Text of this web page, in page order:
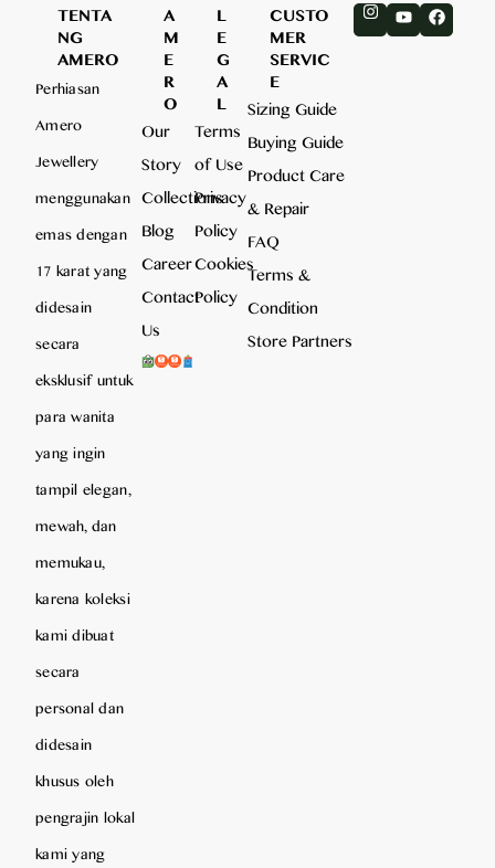
TENTA
NG
AMERO
Perhiasan
Amero
Jewellery
menggunakan
emas dengan
17 karat yang
didesain
secara
eksklusif untuk
para wanita
yang ingin
tampil elegan,
mewah, dan
memukau,
karena koleksi
kami dibuat
secara
personal dan
didesain
khusus oleh
pengrajin lokal
kami yang
A
M
E
R
O
Our
Story
Collections
Blog
Career
Contact
Us
L
E
G
A
L
Terms
of Use
Privacy
Policy
Cookies
Policy
CUSTO
MER
SERVIC
E
Sizing Guide
Buying Guide
Product Care
& Repair
FAQ
Terms &
Condition
Store Partners